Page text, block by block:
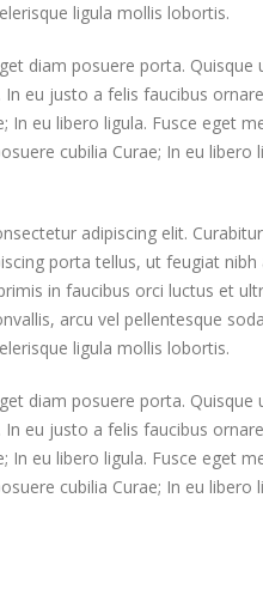
ligula mollis lobortis.
diam posuere porta.
eu justo a felis faucibus
In eu libero ligula. Fusce eget
cubilia Curae; In eu
adipiscing elit.
porta tellus, ut feugiat
in faucibus orci luctus et
arcu vel pellentesque
ligula mollis lobortis.
diam posuere porta.
eu justo a felis faucibus
In eu libero ligula. Fusce eget
cubilia Curae; In eu